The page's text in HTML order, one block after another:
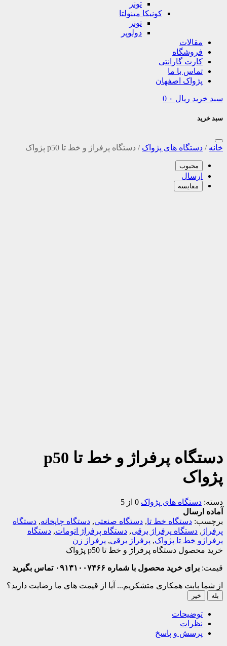
تونر
کونیکا مینولتا
تونر
دولوپر
مقالات
فروشگاه
کارت گارانتی
تماس با ما
پژواک اصفهان
سبد خرید ریال 0
سبد خرید
خانه / دستگاه های پژواک / دستگاه پرفراژ و خط تا p50 پژواک
محبوب
ارسال
مقایسه
دستگاه پرفراژ و خط تا p50
پژواک
دسته: دستگاه های پژواک 0 از 5
آماده ارسال
برچسب: دستگاه خط تا, دستگاه صنعتی, دستگاه چاپخانه, دستگاه
پرفراژ , دستگاه پرفراژ برقی, دستگاه پرفراژ اتومات, دستگاه
پرفراژو خط تا پژواک, پرفراژ برقی, پرفراژ زن
خرید محصول دستگاه پرفراژ و خط تا p50 پژواک
قیمت: برای خرید محصول با شماره ۰۹۱۳۱۰۰۷۴۶۶ تماس بگیرید
از شما بابت همکاری متشکریم... آیا از قیمت های ما رضایت دارید؟
بله خیر
توضیحات
نظرات
پرسش و پاسخ